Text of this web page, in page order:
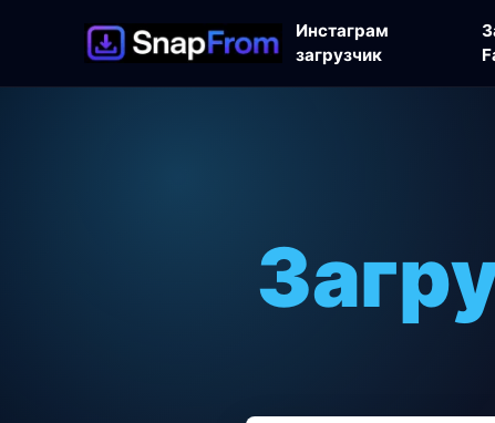
Инстаграм
загрузчик